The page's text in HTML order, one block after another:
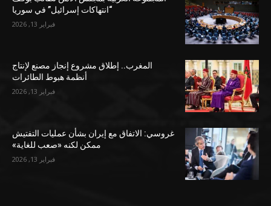
“انتهاكات إسرائيل” في سوريا
فبراير 13, 2026
المغرب.. إطلاق مشروع إنجاز مصنع لإنتاج
أنظمة هبوط الطائرات
فبراير 13, 2026
غروسي: الاتفاق مع إيران بشأن عمليات التفتيش
ممكن لكنه «صعب للغاية»
فبراير 13, 2026